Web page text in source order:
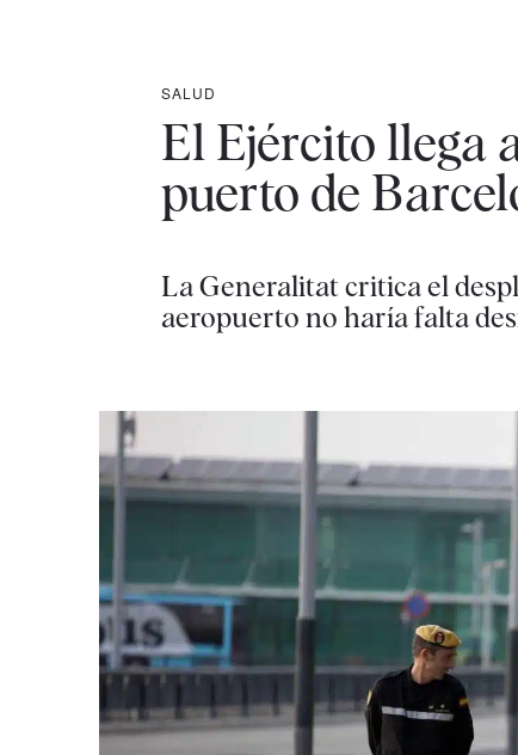
SALUD
El Ejército llega
puerto de
La Generalitat critica el
aeropuerto no haría falta